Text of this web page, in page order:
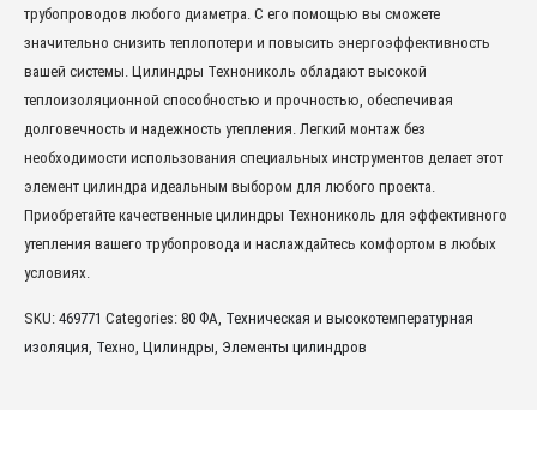
трубопроводов любого диаметра. С его помощью вы сможете
значительно снизить теплопотери и повысить энергоэффективность
вашей системы. Цилиндры Технониколь обладают высокой
теплоизоляционной способностью и прочностью, обеспечивая
долговечность и надежность утепления. Легкий монтаж без
необходимости использования специальных инструментов делает этот
элемент цилиндра идеальным выбором для любого проекта.
Приобретайте качественные цилиндры Технониколь для эффективного
утепления вашего трубопровода и наслаждайтесь комфортом в любых
условиях.
SKU: 469771 Categories: 80 ФА Техническая и высокотемпературная
изоляция Техно Цилиндры Элементы цилиндров